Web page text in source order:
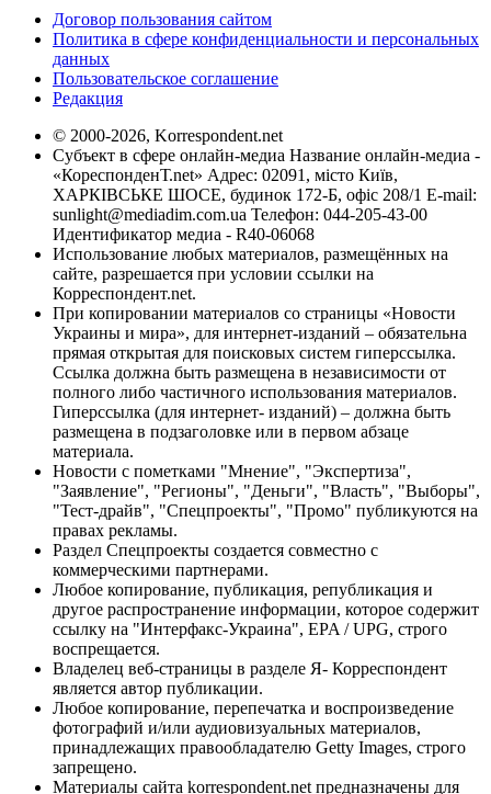
Договор пользования сайтом
Политика в сфере конфиденциальности и персональных
данных
Пользовательское соглашение
Редакция
© 2000-2026, Korrespondent.net
Субъект в сфере онлайн-медиа Название онлайн-медиа -
«КореспонденТ.net» Адрес: 02091, місто Київ,
ХАРКІВСЬКЕ ШОСЕ, будинок 172-Б, офіс 208/1 E-mail:
sunlight@mediadim.com.ua Телефон: 044-205-43-00
Идентификатор медиа - R40-06068
Использование любых материалов, размещённых на
сайте, разрешается при условии ссылки на
Корреспондент.net.
При копировании материалов со страницы «Новости
Украины и мира», для интернет-изданий – обязательна
прямая открытая для поисковых систем гиперссылка.
Ссылка должна быть размещена в независимости от
полного либо частичного использования материалов.
Гиперссылка (для интернет- изданий) – должна быть
размещена в подзаголовке или в первом абзаце
материала.
Новости с пометками "Мнение", "Экспертиза",
"Заявление", "Регионы", "Деньги", "Власть", "Выборы",
"Тест-драйв", "Спецпроекты", "Промо" публикуются на
правах рекламы.
Раздел Спецпроекты создается совместно с
коммерческими партнерами.
Любое копирование, публикация, републикация и
другое распространение информации, которое содержит
ссылку на "Интерфакс-Украина", EPA / UPG, строго
воспрещается.
Владелец веб-страницы в разделе Я- Корреспондент
является автор публикации.
Любое копирование, перепечатка и воспроизведение
фотографий и/или аудиовизуальных материалов,
принадлежащих правообладателю Getty Images, строго
запрещено.
Материалы сайта korrespondent.net предназначены для